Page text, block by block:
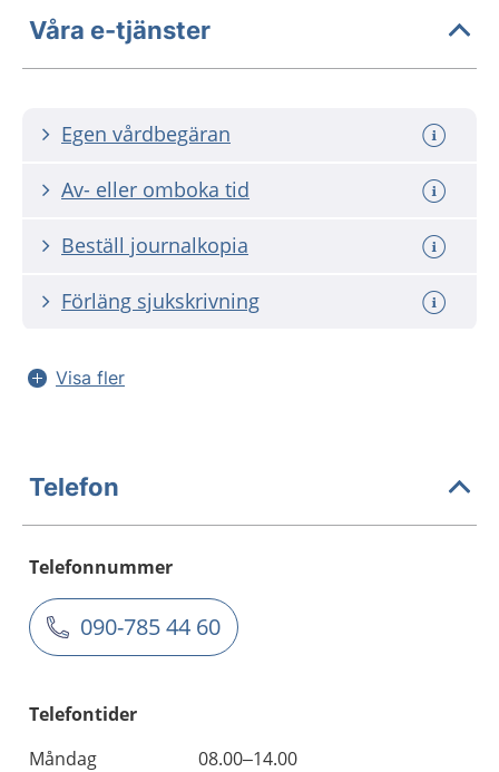
Våra e-tjänster
Egen vårdbegäran
Av- eller omboka tid
Beställ journalkopia
Förläng sjukskrivning
Visa fler
Telefon
Telefonnummer
090-785 44 60
Telefontider
Måndag
08.00–14.00